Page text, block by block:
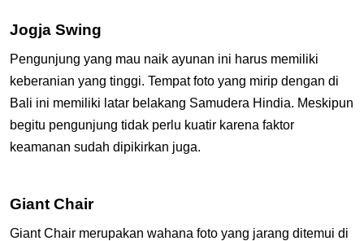
Jogja Swing
Pengunjung yang mau naik ayunan ini harus memiliki
keberanian yang tinggi. Tempat foto yang mirip dengan di
Bali ini memiliki latar belakang Samudera Hindia. Meskipun
begitu pengunjung tidak perlu kuatir karena faktor
keamanan sudah dipikirkan juga.
Giant Chair
Giant Chair merupakan wahana foto yang jarang ditemui di